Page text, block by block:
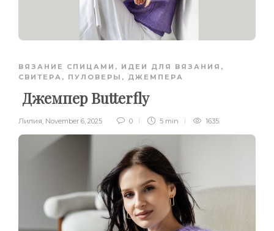
ВЯЗАНИЕ СПИЦАМИ , ИДЕИ ДЛЯ ВЯЗАНИЯ ,
СВИТЕРА, ПУЛОВЕРЫ, ДЖЕМПЕРА
Джемпер Butterfly
Лилия, November 6, 2025 0 5 min 1635